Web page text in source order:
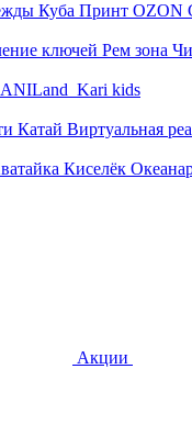
Куба Принт OZON
ключей Рем зона
Kari kids
Катай Виртуальная
Киселёк
Акции